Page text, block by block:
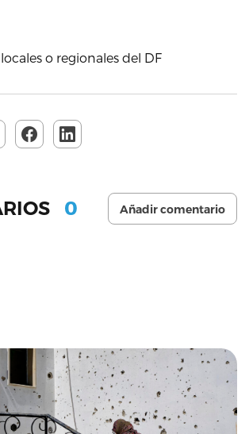
o regionales del DF
0 Añadir comentario